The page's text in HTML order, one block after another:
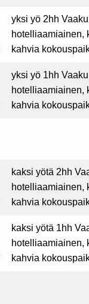
yksi yö 2hh
hotelliaamiainen,
kahvia
yksi yö 1hh
hotelliaamiainen,
kahvia
kaksi yötä 2hh
hotelliaamiainen,
kahvia
kaksi yötä 1hh
hotelliaamiainen,
kahvia